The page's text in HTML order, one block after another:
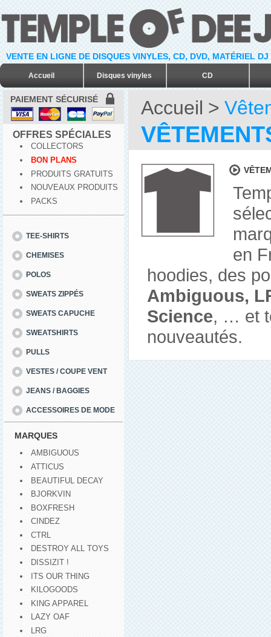
VENTE EN LIGNE DE DISQUES VINYLES, CD, DVD, MATÉRIEL
Accueil Disques vinyles CD
PAIEMENT SÉCURISÉ
OFFRES SPÉCIALES
COLLECTORS
BON PLANS
PRODUITS GRATUITS
NOUVEAUX PRODUITS
PACKS
TEE-SHIRTS
CHEMISES
POLOS
SWEATS ZIPPÉS
SWEATS CAPUCHE
SWEATSHIRTS
PULLS
VESTES / COUPE VENT
JEANS / BAGGIES
ACCESSOIRES DE MODE
MARQUES
AMBIGUOUS
ATTICUS
BEAUTIFUL DECAY
BJORKVIN
BOXFRESH
CINDEZ
CTRL
DESTROY ALL TOYS
DISSIZIT !
ITS OUR THING
KILOGOODS
KING APPAREL
LAZY OAF
LRG
Accueil >
en
hoodies, des
Ambiguous,
Science, … et
nouveautés.